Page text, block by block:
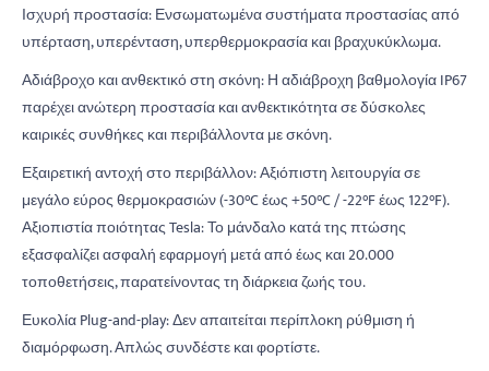
Ισχυρή προστασία: Ενσωματωμένα συστήματα προστασίας από
υπέρταση, υπερένταση, υπερθερμοκρασία και βραχυκύκλωμα.
Αδιάβροχο και ανθεκτικό στη σκόνη: Η αδιάβροχη βαθμολογία IP67
παρέχει ανώτερη προστασία και ανθεκτικότητα σε δύσκολες
καιρικές συνθήκες και περιβάλλοντα με σκόνη.
Εξαιρετική αντοχή στο περιβάλλον: Αξιόπιστη λειτουργία σε
μεγάλο εύρος θερμοκρασιών (-30°C έως +50°C / -22°F έως 122°F).
Αξιοπιστία ποιότητας Tesla: Το μάνδαλο κατά της πτώσης
εξασφαλίζει ασφαλή εφαρμογή μετά από έως και 20.000
τοποθετήσεις, παρατείνοντας τη διάρκεια ζωής του.
Ευκολία Plug-and-play: Δεν απαιτείται περίπλοκη ρύθμιση ή
διαμόρφωση. Απλώς συνδέστε και φορτίστε.